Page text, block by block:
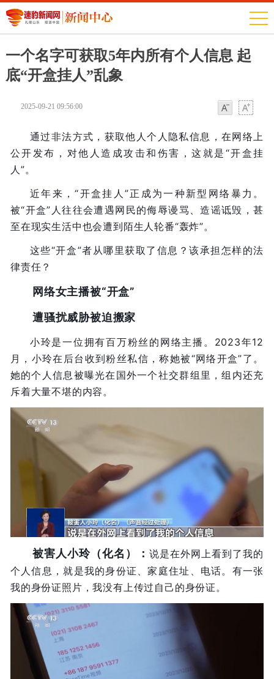
一个名字可获取5年内所有个人信息 起
底“开盒挂人”乱象
2025-09-21 09:56:00
通过非法方式，获取他人个人隐私信息，在网络上
公开发布，对他人造成攻击和伤害，这就是“开盒挂
人”。
近年来，“开盒挂人”正成为一种新型网络暴力。
被“开盒”人往往会遭遇网民的侮辱谩骂、造谣诋毁，甚
至在现实生活中也会遭到陌生人轮番“轰炸”。
这些“开盒”者从哪里获取了信息？该承担怎样的法
律责任？
网络女主播被“开盒”
遭骚扰威胁被迫搬家
小玲是一位拥有百万粉丝的网络主播。2023年12
月，小玲在后台收到粉丝私信，称她被“网络开盒”了。
她的个人信息被曝光在国外一个社交群组里，组内还充
斥着大量不堪的内容。
被害人小玲（化名）： 说是在外网上看到了我的
个人信息，就是我的身份证、家庭住址、电话。有一张
我的身份证照片，我没有上传过自己的身份证。